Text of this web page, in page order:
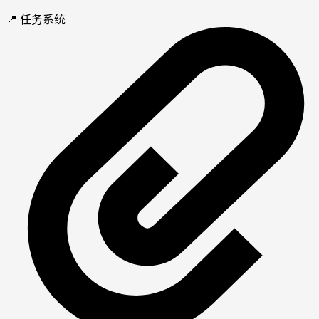
📍 任务系统